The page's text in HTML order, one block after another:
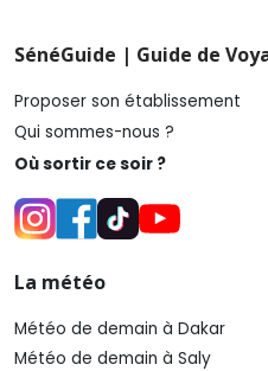
SénéGuide | Guide de
Proposer son établissement
Qui sommes-nous ?
Où sortir ce soir ?
La météo
Météo de demain à Dakar
Météo de demain à Saly